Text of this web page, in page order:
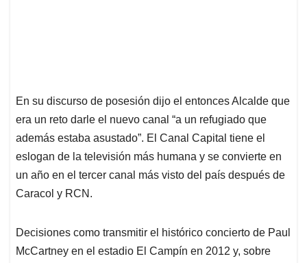
En su discurso de posesión dijo el entonces Alcalde que
era un reto darle el nuevo canal “a un refugiado que
además estaba asustado”. El Canal Capital tiene el
eslogan de la televisión más humana y se convierte en
un año en el tercer canal más visto del país después de
Caracol y RCN.
Decisiones como transmitir el histórico concierto de Paul
McCartney en el estadio El Campín en 2012 y, sobre